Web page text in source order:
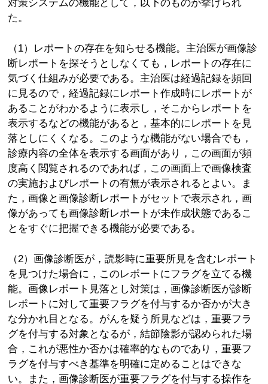
対策システムの機能として，以下のものが挙げられ
た。
（1）レポートの存在を知らせる機能。主治医が画像診
断レポートを探そうとしなくても，レポートの存在に
気づく仕組みが必要である。主治医は経過記録を頻回
に見るので，経過記録にレポート作成時にレポートが
あることがわかるように表示し，そこからレポートを
表示するなどの機能があると，基本的にレポートを見
落としにくくなる。このような機能がない場合でも，
診療内容の全体を表示する画面があり，この画面が頻
度高く閲覧されるのであれば，この画面上で画像検査
の実施およびレポートの有無が表示されるとよい。ま
た，画像と画像診断レポートがセットで表示され，画
像があっても画像診断レポートが未作成状態であるこ
とをすぐに把握できる機能が必要である。
（2）画像診断医が，読影時に重要所見を含むレポート
を見つけた場合に，このレポートにフラグを立てる機
能。画像レポート見落とし対策は，画像診断医が診断
レポートに対して重要フラグを付与するか否かが大き
な分かれ目となる。がんを疑う所見などは，重要フラ
グを付与する対象となるが，結節陰影が認められた場
合，これが悪性か否かは確率的なものであり，重要フ
ラグを付与すべき基準を明確に定めることはできな
い。また，画像診断医が重要フラグを付与する操作を